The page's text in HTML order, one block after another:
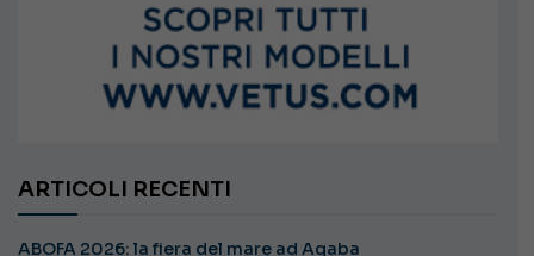
ARTICOLI RECENTI
ABOFA 2026: la fiera del mare ad Aqaba